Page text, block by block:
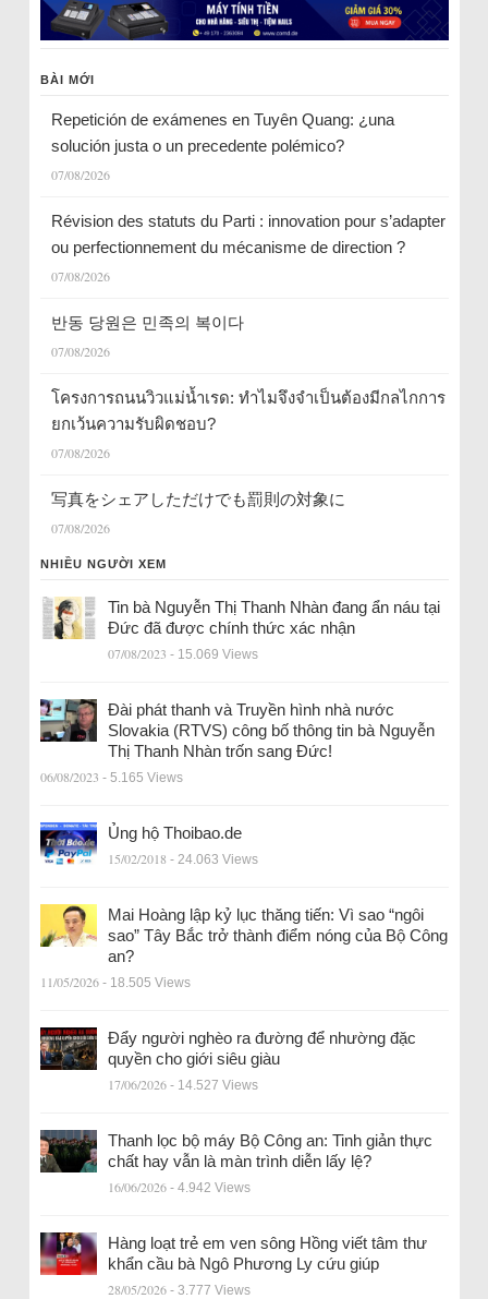
BÀI MỚI
Repetición de exámenes en Tuyên Quang: ¿una
solución justa o un precedente polémico?
07/08/2026
Révision des statuts du Parti : innovation pour s’adapter
ou perfectionnement du mécanisme de direction ?
07/08/2026
반동 당원은 민족의 복이다
07/08/2026
โครงการถนนวิวแม่น้ำเรด: ทำไมจึงจำเป็นต้องมีกลไกการ
ยกเว้นความรับผิดชอบ?
07/08/2026
写真をシェアしただけでも罰則の対象に
07/08/2026
NHIỀU NGƯỜI XEM
Tin bà Nguyễn Thị Thanh Nhàn đang ẩn náu tại
Đức đã được chính thức xác nhận
07/08/2023 - 15.069 Views
Đài phát thanh và Truyền hình nhà nước
Slovakia (RTVS) công bố thông tin bà Nguyễn
Thị Thanh Nhàn trốn sang Đức!
06/08/2023 - 5.165 Views
Ủng hộ Thoibao.de
15/02/2018 - 24.063 Views
Mai Hoàng lập kỷ lục thăng tiến: Vì sao “ngôi
sao” Tây Bắc trở thành điểm nóng của Bộ Công
an?
11/05/2026 - 18.505 Views
Đẩy người nghèo ra đường để nhường đặc
quyền cho giới siêu giàu
17/06/2026 - 14.527 Views
Thanh lọc bộ máy Bộ Công an: Tinh giản thực
chất hay vẫn là màn trình diễn lấy lệ?
16/06/2026 - 4.942 Views
Hàng loạt trẻ em ven sông Hồng viết tâm thư
khẩn cầu bà Ngô Phương Ly cứu giúp
28/05/2026 - 3.777 Views